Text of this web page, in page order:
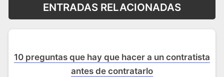
ENTRADAS RELACIONADAS
10 preguntas que hay que hacer a un contratista
antes de contratarlo